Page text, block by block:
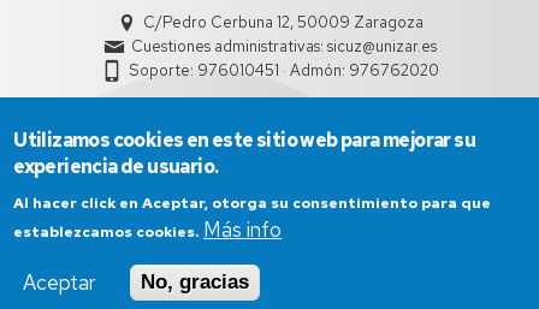
C/Pedro Cerbuna 12, 50009 Zaragoza
Cuestiones administrativas: sicuz@unizar.es
Soporte: 976010451 · Admón: 976762020
Política de Privacidad
Utilizamos cookies en este sitio web para mejorar su
experiencia de usuario.
Al hacer click en Aceptar, otorga su consentimiento para que
establezcamos cookies. Más info
Aceptar
No, gracias